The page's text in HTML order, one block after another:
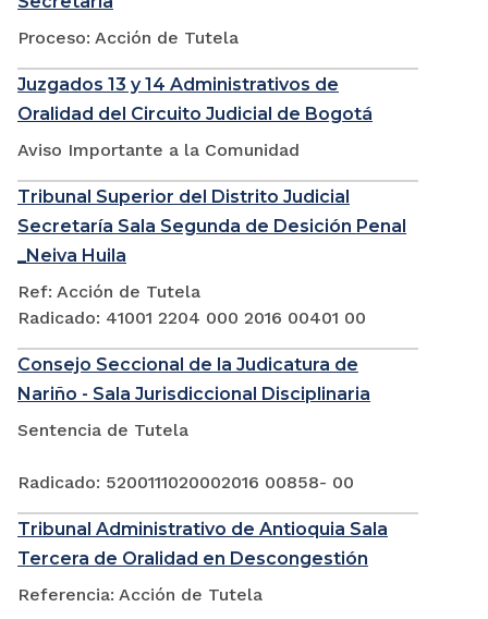
Proceso: Acción de Tutela
Juzgados 13 y 14 Administrativos de
Oralidad del Circuito Judicial de Bogotá
Aviso Importante a la Comunidad
Tribunal Superior del Distrito Judicial
Secretaría Sala Segunda de Desición Penal
_Neiva Huila
Ref: Acción de Tutela
Radicado: 41001 2204 000 2016 00401 00
Consejo Seccional de la Judicatura de
Nariño - Sala Jurisdiccional Disciplinaria
Sentencia de Tutela
Radicado: 5200111020002016 00858- 00
Tribunal Administrativo de Antioquia Sala
Tercera de Oralidad en Descongestión
Referencia: Acción de Tutela